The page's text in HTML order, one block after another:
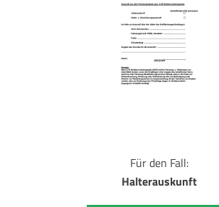
Für den Fall:
Halterauskunft